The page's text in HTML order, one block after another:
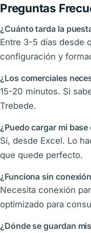
Preguntas
¿Cuánto tarda la
Entre 3-5 días desde
configuración y
¿Los comerciales
15-20 minutos. Si
Trebede.
¿Puedo cargar mi
Sí, desde Excel. Lo
que quede perfecto.
¿Funciona sin
Necesita conexión
optimizado para
¿Dónde se guardan